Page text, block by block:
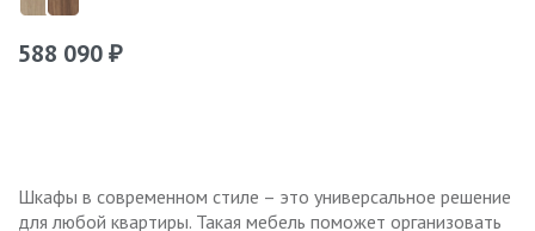
588 090 ₽
Шкафы в современном стиле – это универсальное решение
для любой квартиры. Такая мебель поможет организовать